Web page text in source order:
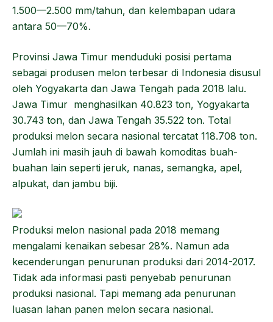
1.500—2.500 mm/tahun, dan kelembapan udara
antara 50—70%.
Provinsi Jawa Timur menduduki posisi pertama
sebagai produsen melon terbesar di Indonesia disusul
oleh Yogyakarta dan Jawa Tengah pada 2018 lalu.
Jawa Timur menghasilkan 40.823 ton, Yogyakarta
30.743 ton, dan Jawa Tengah 35.522 ton. Total
produksi melon secara nasional tercatat 118.708 ton.
Jumlah ini masih jauh di bawah komoditas buah-
buahan lain seperti jeruk, nanas, semangka, apel,
alpukat, dan jambu biji.
Produksi melon nasional pada 2018 memang
mengalami kenaikan sebesar 28%. Namun ada
kecenderungan penurunan produksi dari 2014-2017.
Tidak ada informasi pasti penyebab penurunan
produksi nasional. Tapi memang ada penurunan
luasan lahan panen melon secara nasional.